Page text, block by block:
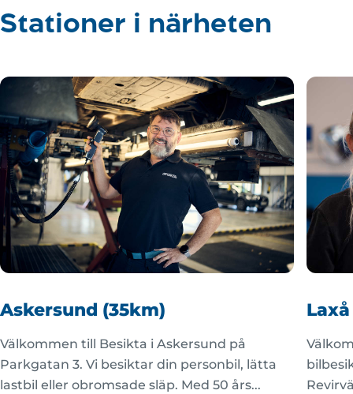
Stationer i närheten
Askersund (35km)
Välkommen till Besikta i Askersund på
Parkgatan 3. Vi besiktar din personbil, lätta
lastbil eller obromsade släp. Med 50 års...